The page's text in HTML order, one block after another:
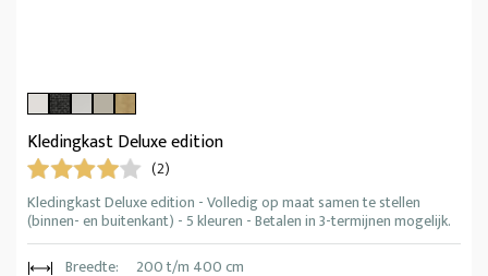
Kledingkast Deluxe edition
(2)
Kledingkast Deluxe edition - Volledig op maat samen te stellen
(binnen- en buitenkant) - 5 kleuren - Betalen in 3-termijnen mogelijk.
Breedte:
200 t/m 400 cm